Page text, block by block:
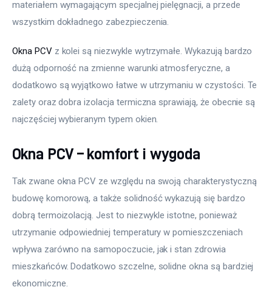
materiałem wymagającym specjalnej pielęgnacji, a przede
wszystkim dokładnego zabezpieczenia.
Okna PCV z kolei są niezwykle wytrzymałe. Wykazują bardzo
dużą odporność na zmienne warunki atmosferyczne, a
dodatkowo są wyjątkowo łatwe w utrzymaniu w czystości. Te
zalety oraz dobra izolacja termiczna sprawiają, że obecnie są
najczęściej wybieranym typem okien.
Okna PCV – komfort i wygoda
Tak zwane okna PCV ze względu na swoją charakterystyczną
budowę komorową, a także solidność wykazują się bardzo
dobrą termoizolacją. Jest to niezwykle istotne, ponieważ
utrzymanie odpowiedniej temperatury w pomieszczeniach
wpływa zarówno na samopoczucie, jak i stan zdrowia
mieszkańców. Dodatkowo szczelne, solidne okna są bardziej
ekonomiczne.